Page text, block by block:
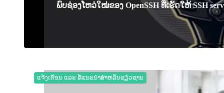
ພົບຊ່ອງໂຫວ່ໃໝ່ຂອງ OpenSSH ທີ່ເຮັດໃຫ້ SSH
ແຈ້ງເຕືອນ ແລະ ຂໍ້ແນະນຳສຳຫລັບຊຽ່ວຊານ